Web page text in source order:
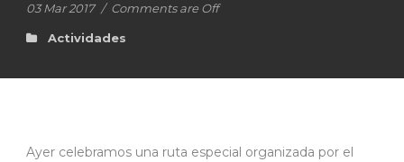
03 Mar 2017 / Comments are Off
Actividades
Ayer celebramos una ruta especial organizada por el